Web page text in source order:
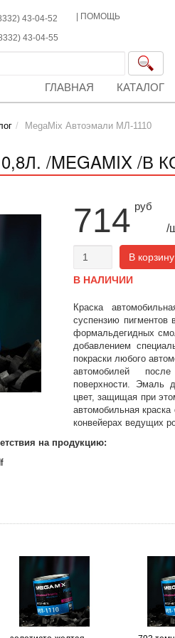
43-04-52
43-04-55
ПОМОЩЬ
ГЛАВНАЯ КАТАЛОГ
MegaMix Автоэмали МЛ-1110
/MEGAMIX /В
714 руб
/
В корзину
В НАЛИЧИИ
Краска
суспензию
формальдегидных
добавлением
покраски любого
автомобилей
поверхности. Эмаль
цвет, защищая при
автомобильная
конвейерах ведущих
на продукцию: